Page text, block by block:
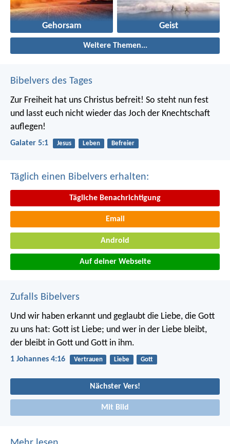
Gehorsam Geist
Weitere Themen...
Bibelvers des Tages
Zur Freiheit hat uns Christus befreit! So steht nun fest
und lasst euch nicht wieder das Joch der Knechtschaft
auflegen!
Galater 5:1 Jesus Leben Befreier
Täglich einen Bibelvers erhalten:
Tägliche Benachrichtigung
Email
Android
Auf deiner Webseite
Zufalls Bibelvers
Und wir haben erkannt und geglaubt die Liebe, die Gott
zu uns hat: Gott ist Liebe; und wer in der Liebe bleibt,
der bleibt in Gott und Gott in ihm.
1 Johannes 4:16 Vertrauen Liebe Gott
Nächster Vers!
Mit Bild